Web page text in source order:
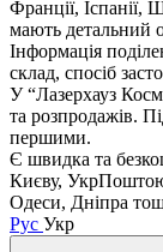
Франції,
мають детальний
Інформація
склад, спосіб
У “Лазерхауз
та розпродажів.
першими.
Є швидка та
Києву,
Одеси, Дніпра
Рус Укр